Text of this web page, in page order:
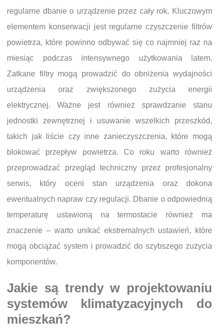
regularne dbanie o urządzenie przez cały rok. Kluczowym
elementem konserwacji jest regularne czyszczenie filtrów
powietrza, które powinno odbywać się co najmniej raz na
miesiąc podczas intensywnego użytkowania latem.
Zatkane filtry mogą prowadzić do obniżenia wydajności
urządzenia oraz zwiększonego zużycia energii
elektrycznej. Ważne jest również sprawdzanie stanu
jednostki zewnętrznej i usuwanie wszelkich przeszkód,
takich jak liście czy inne zanieczyszczenia, które mogą
blokować przepływ powietrza. Co roku warto również
przeprowadzać przegląd techniczny przez profesjonalny
serwis, który oceni stan urządzenia oraz dokona
ewentualnych napraw czy regulacji. Dbanie o odpowiednią
temperaturę ustawioną na termostacie również ma
znaczenie – warto unikać ekstremalnych ustawień, które
mogą obciążać system i prowadzić do szybszego zużycia
komponentów.
Jakie są trendy w projektowaniu
systemów klimatyzacyjnych do
mieszkań?